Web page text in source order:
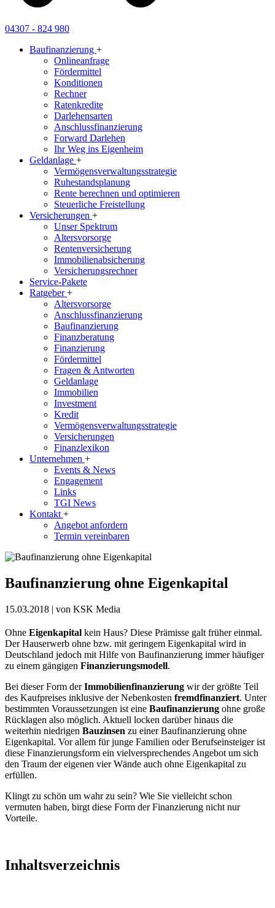
04307 - 824 980
Baufinanzierung +
Onlineanfrage
Fördermittel
Konditionen
Rechner
Ratenkredite
Darlehensarten
Anschlussfinanzierung
Forward Darlehen
Ihr Weg ins Eigenheim
Geldanlage +
Vermögensverwaltungsstrategie
Ruhestandsplanung
Rente berechnen und optimieren
Steuerliche Freistellung
Versicherungen +
Unser Spektrum
Altersvorsorge
Rentenversicherung
Immobilienabsicherung
Versicherungsrechner
Service-Pakete
Ratgeber+
Altersvorsorge
Anschlussfinanzierung
Baufinanzierung
Finanzberatung
Finanzierung
Fördermittel
Fragen & Antworten
Geldanlage
Immobilien
Investment
Kredit
Vermögensverwaltungsstrategie
Versicherungen
Finanzlexikon
Unternehmen +
Events & News
Engagement
Links
TGI News
Kontakt +
Angebot anfordern
Termin vereinbaren
Baufinanzierung ohne Eigenkapital
15.03.2018 | von KSK Media
Ohne Eigenkapital kein Haus? Diese Prämisse galt früher einmal.
Der Hauserwerb ohne bzw. mit geringem Eigenkapital wird in
Deutschland jedoch mit Hilfe von Baufinanzierung immer häufiger
zu einem gängigen Finanzierungsmodell.
Bei dieser Form derImmobilienfinanzierung wir der größte Teil
des Kaufpreises inklusive der Nebenkosten fremdfinanziert. Unter
bestimmten Voraussetzungen ist eine Baufinanzierung ohne große
Rücklagen also möglich. Aktuell locken darüber hinaus die
weiterhin niedrigen Bauzinsen zu einer Baufinanzierung ohne
Eigenkapital. Vor allem für junge Familien oder Berufseinsteiger ist
diese Finanzierungsform ein vielversprechendes Angebot um sich
den Traum der eigenen vier Wände auch ohne Eigenkapital zu
erfüllen.
Klingt zu schön um wahr zu sein? Wie Sie vielleicht schon
vermuten haben, birgt diese Form der Finanzierung nicht nur
Vorteile.
Inhaltsverzeichnis